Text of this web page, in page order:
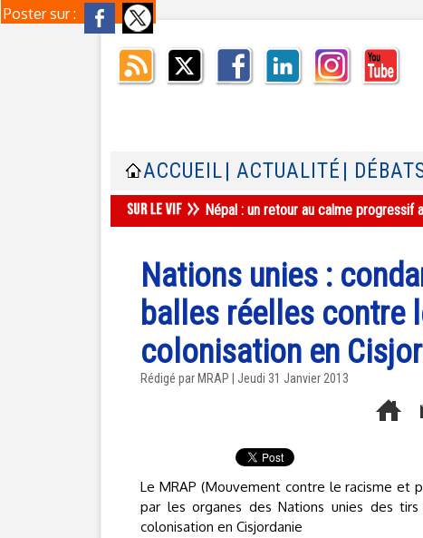
Poster sur :
ACCUEIL | ACTUALITÉ |
Népal : un retour au calme progressif
Nations unies :
balles réelles contre
colonisation en
Rédigé par MRAP | Jeudi 31 Janvier 2013
Le MRAP (Mouvement contre le racisme et
par les organes des Nations unies des
colonisation en Cisjordanie